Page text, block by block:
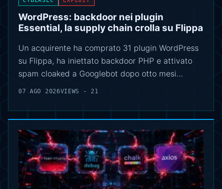
WordPress: backdoor nei plugin
Essential, la supply chain crolla su Flippa
Un acquirente ha comprato 31 plugin WordPress
su Flippa, ha iniettato backdoor PHP e attivato
spam cloaked a Googlebot dopo otto mesi…
07 AGO 2026VIEWS - 21